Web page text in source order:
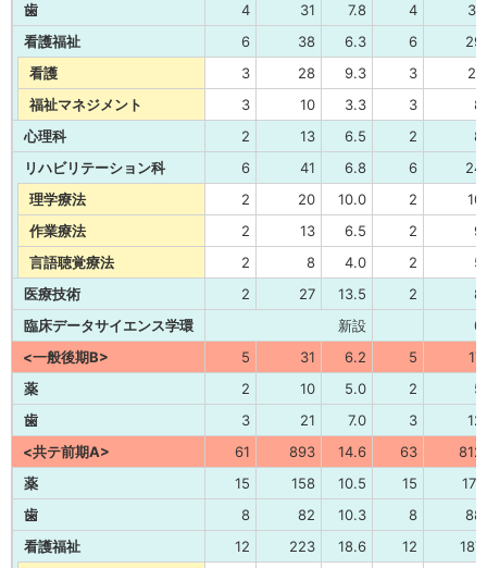
歯 4 31 7.8 4
31
看護福祉
6 38 6.3 6
29
看護
3 28 9.3 3
21
福祉マネジメント
3 10 3.3 3
8
心理科
2 13 6.5 2
8
リハビリテーション科
6 41 6.8 6
24
理学療法
2 20 10.0 2
10
作業療法
2 13 6.5 2
9
言語聴覚療法
2 8 4.0 2
5
医療技術
2 27 13.5 2
8
臨床データサイエンス学環
新設
0
<一般後期B>
5 31 6.2 5
17
薬
2 10 5.0 2
5
歯
3 21 7.0 3
12
<共テ前期A>
61 893 14.6 63
812
薬
15 158 10.5 15
171
歯
8 82 10.3 8
88
看護福祉
12 223 18.6 12
187